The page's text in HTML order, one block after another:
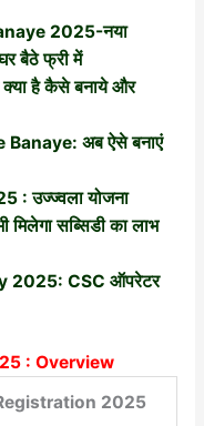
2025-नया
बैठे फ्री में
है कैसे बनाये और
अब ऐसे बनाएं
: उज्ज्वला योजना
मिलेगा सब्सिडी का लाभ
2025: CSC ऑपरेटर
: Overview
2025